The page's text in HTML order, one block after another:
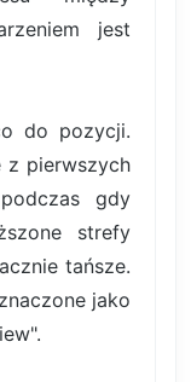
jest
do pozycji.
z pierwszych
gdy
strefy
tańsze.
jako